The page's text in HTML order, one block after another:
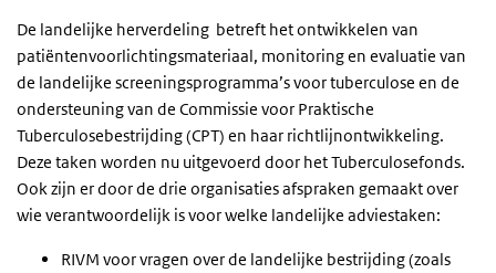
De landelijke herverdeling betreft het ontwikkelen van
patiëntenvoorlichtingsmateriaal, monitoring en evaluatie van
de landelijke screeningsprogramma’s voor tuberculose en de
ondersteuning van de Commissie voor Praktische
Tuberculosebestrijding (CPT) en haar richtlijnontwikkeling.
Deze taken worden nu uitgevoerd door het Tuberculosefonds.
Ook zijn er door de drie organisaties afspraken gemaakt over
wie verantwoordelijk is voor welke landelijke adviestaken:
RIVM voor vragen over de landelijke bestrijding (zoals